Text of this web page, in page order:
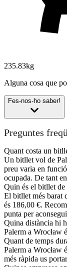
235.83kg
Alguna cosa que
Fes-nos-ho saber!
Preguntes
Quant costa un
Un bitllet vol de
preu varia en
ocupada. De tant
Quin és el bitllet de
El bitllet més barat
és 186,00 €.
punta per
Quina distància hi
Palerm a Wrocław
Quant de temps
Palerm a Wrocław
més ràpida us